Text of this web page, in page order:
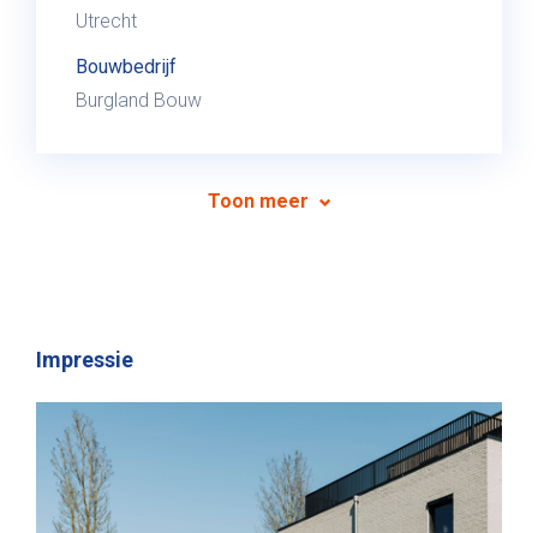
Utrecht
Bouwbedrijf
Burgland Bouw
Toon meer
Impressie